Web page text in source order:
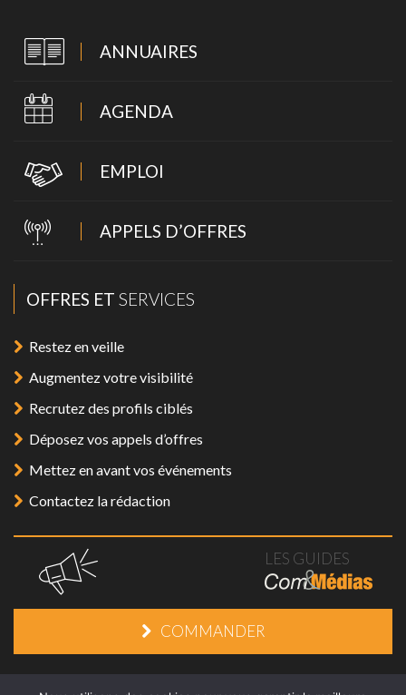
ANNUAIRES
AGENDA
EMPLOI
APPELS D’OFFRES
OFFRES ET SERVICES
Restez en veille
Augmentez votre visibilité
Recrutez des profils ciblés
Déposez vos appels d’offres
Mettez en avant vos événements
Contactez la rédaction
LES GUIDES
COMMANDER
Mentions légales / Plan du site Contact